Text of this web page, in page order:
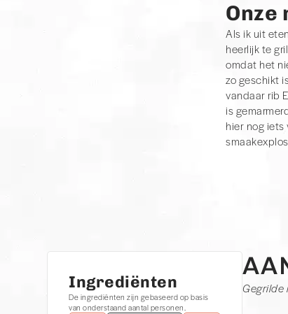
Onze
Als ik uit
heerlijk te
omdat het
zo geschikt
vandaar rib
is
hier nog iets
Ingrediënten
De ingrediënten zijn gebaseerd op basis
van onderstaand aantal personen.
Gegrilde